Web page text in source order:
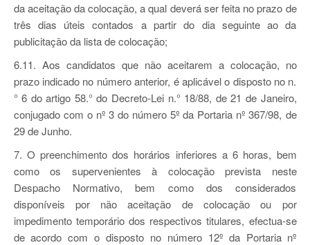
da aceitação da colocação, a qual deverá ser feita no prazo de
três dias úteis contados a partir do dia seguinte ao da
publicitação da lista de colocação;
6.11. Aos candidatos que não aceitarem a colocação, no
prazo indicado no número anterior, é aplicável o disposto no n.
° 6 do artigo 58.° do Decreto-Lei n.° 18/88, de 21 de Janeiro,
conjugado com o nº 3 do número 5º da Portaria nº 367/98, de
29 de Junho.
7. O preenchimento dos horários inferiores a 6 horas, bem
como os supervenientes à colocação prevista neste
Despacho Normativo, bem como dos considerados
disponíveis por não aceitação de colocação ou por
impedimento temporário dos respectivos titulares, efectua-se
de acordo com o disposto no número 12º da Portaria nº